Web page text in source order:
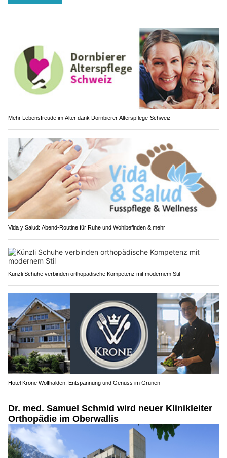
Mehr Lebensfreude im Alter dank Dornbierer Alterspflege-Schweiz
Vida y Salud: Abend-Routine für Ruhe und Wohlbefinden & mehr
Künzli Schuhe verbinden orthopädische Kompetenz mit modernem Stil
Hotel Krone Wolfhalden: Entspannung und Genuss im Grünen
Dr. med. Samuel Schmid wird neuer Klinikleiter
Orthopädie im Oberwallis